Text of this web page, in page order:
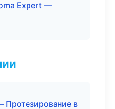
Expert —
в